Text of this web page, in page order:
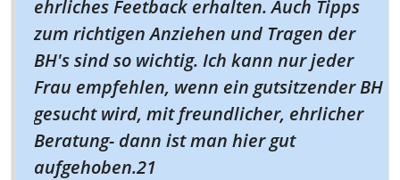
ehrliches Feetback erhalten. Auch Tipps
zum richtigen Anziehen und Tragen der
BH's sind so wichtig. Ich kann nur jeder
Frau empfehlen, wenn ein gutsitzender BH
gesucht wird, mit freundlicher, ehrlicher
Beratung- dann ist man hier gut
aufgehoben.21